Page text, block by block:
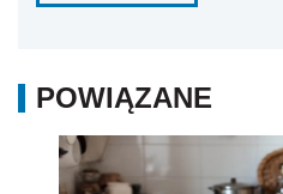
POWIĄZANE